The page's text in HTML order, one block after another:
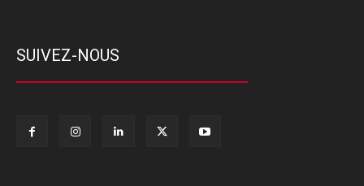
SUIVEZ-NOUS